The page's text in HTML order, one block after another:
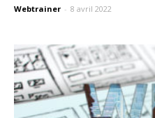
Webtrainer - 8 avril 2022